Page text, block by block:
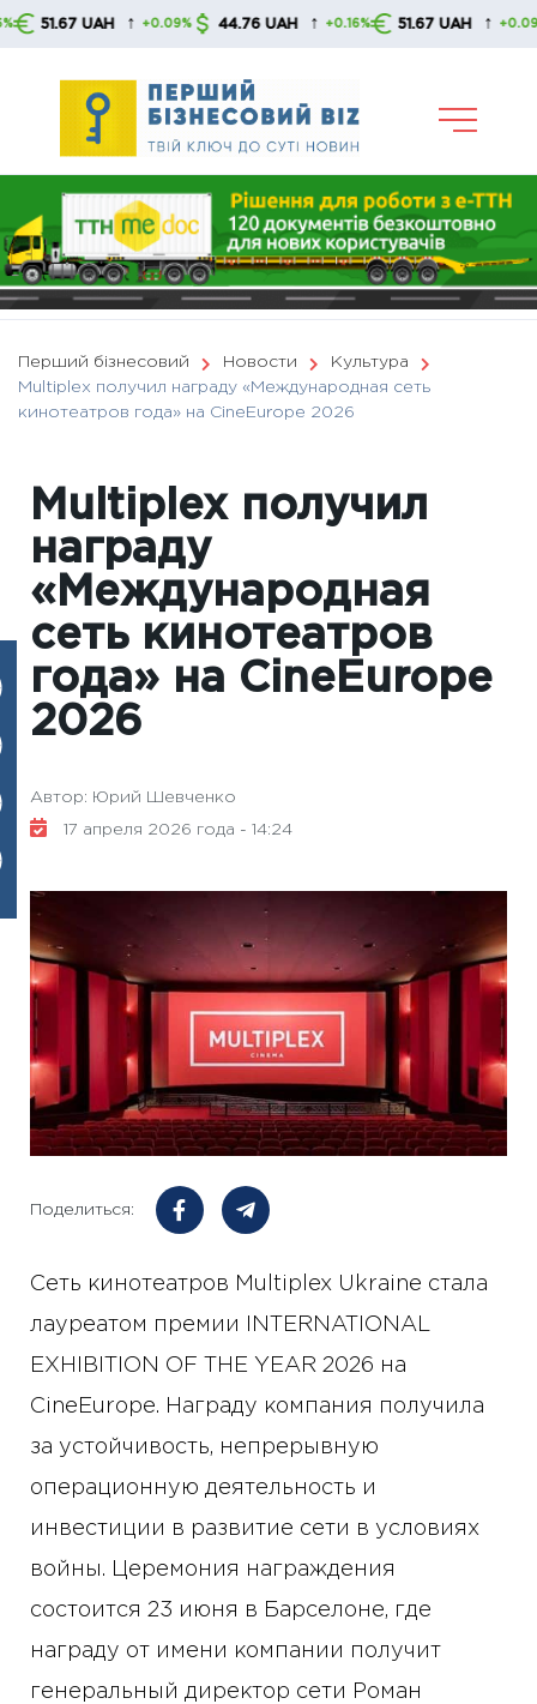
Skip
UAH ↑ +0.09% 44.76 UAH ↑ +0.16% 51.67 UAH ↑ +0.09%
Перший бізнесовий Новости
Культура
Multiplex получил награду «Международная сеть
кинотеатров года» на CineEurope 2026
Multiplex получил
награду
«Международная
сеть кинотеатров
года» на CineEurope
2026
Автор: Юрий Шевченко
17 апреля 2026 года - 14:24
Поделиться:
Сеть кинотеатров Multiplex Ukraine стала
лауреатом премии INTERNATIONAL
EXHIBITION OF THE YEAR 2026 на
CineEurope. Награду компания получила
за устойчивость, непрерывную
операционную деятельность и
инвестиции в развитие сети в условиях
войны. Церемония награждения
состоится 23 июня в Барселоне, где
награду от имени компании получит
генеральный директор сети Роман